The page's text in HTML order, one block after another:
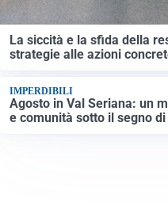
La siccità e la sfida della
strategie alle azioni
IMPERDIBILI
Agosto in Val Seriana: un
e comunità sotto il segno di